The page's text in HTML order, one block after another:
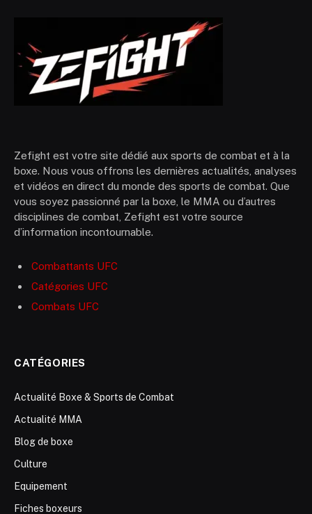
Zefight est votre site dédié aux sports de combat et à la
boxe. Nous vous offrons les dernières actualités, analyses
et vidéos en direct du monde des sports de combat. Que
vous soyez passionné par la boxe, le MMA ou d’autres
disciplines de combat, Zefight est votre source
d’information incontournable.
Combattants UFC
Catégories UFC
Combats UFC
CATÉGORIES
Actualité Boxe & Sports de Combat
Actualité MMA
Blog de boxe
Culture
Equipement
Fiches boxeurs